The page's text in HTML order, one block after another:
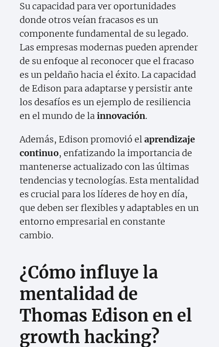
Su capacidad para ver oportunidades
donde otros veían fracasos es un
componente fundamental de su legado.
Las empresas modernas pueden aprender
de su enfoque al reconocer que el fracaso
es un peldaño hacia el éxito. La capacidad
de Edison para adaptarse y persistir ante
los desafíos es un ejemplo de resiliencia
en el mundo de lainnovación.
Además, Edison promovió elaprendizaje
continuo, enfatizando la importancia de
mantenerse actualizado con las últimas
tendencias y tecnologías. Esta mentalidad
es crucial para los líderes de hoy en día,
que deben ser flexibles y adaptables en un
entorno empresarial en constante
cambio.
¿Cómo influye la
mentalidad de
Thomas Edison en el
growth hacking?